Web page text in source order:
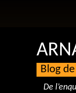
Blog
De